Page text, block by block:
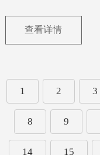
查看详情
1 2 3
8 9
14 15